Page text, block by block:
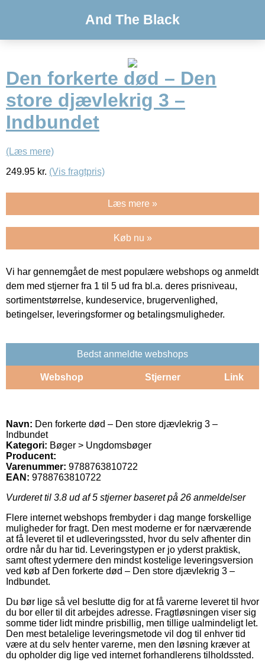
And The Black
Den forkerte død – Den
store djævlekrig 3 –
Indbundet
(Læs mere)
249.95 kr. (Vis fragtpris)
Læs mere »
Køb nu »
Vi har gennemgået de mest populære webshops og anmeldt
dem med stjerner fra 1 til 5 ud fra bl.a. deres prisniveau,
sortimentstørrelse, kundeservice, brugervenlighed,
betingelser, leveringsformer og betalingsmuligheder.
Bedst anmeldte webshops
Webshop Stjerner Link
Navn: Den forkerte død – Den store djævlekrig 3 –
Indbundet
Kategori: Bøger > Ungdomsbøger
Producent:
Varenummer: 9788763810722
EAN: 9788763810722
Vurderet til 3.8 ud af 5 stjerner baseret på 26 anmeldelser
Flere internet webshops frembyder i dag mange forskellige
muligheder for fragt. Den mest moderne er for nærværende
at få leveret til et udleveringssted, hvor du selv afhenter din
ordre når du har tid. Leveringstypen er jo yderst praktisk,
samt oftest ydermere den mindst kostelige leveringsversion
ved køb af Den forkerte død – Den store djævlekrig 3 –
Indbundet.
Du bør lige så vel beslutte dig for at få varerne leveret til hvor
du bor eller til dit arbejdes adresse. Fragtløsningen viser sig
somme tider lidt mindre prisbillig, men tillige ualmindeligt let.
Den mest betalelige leveringsmetode vil dog til enhver tid
være at du selv henter varerne, men den løsning kræver at
du opholder dig lige ved internet forhandlerens tilholdssted.